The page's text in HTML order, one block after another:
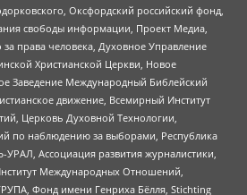
Оксфордский российский фонд,
свободы информации, Проект Медиа,
права человека, Духовное Управление
Христианской Церкви, Новое
Заведение Международный Библейский
движение, Всемирный Институт
Церковь Духовной Технологии,
по наблюдению за выборами, Республика
Ассоциация развития журналистики,
Международных Отношений,
Фонд имени Генриха Бёлля, Stichting